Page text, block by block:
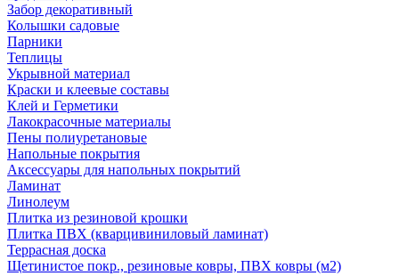
Забор декоративный
Колышки садовые
Парники
Теплицы
Укрывной материал
Краски и клеевые составы
Клей и Герметики
Лакокрасочные материалы
Пены полиуретановые
Напольные покрытия
Аксессуары для напольных покрытий
Ламинат
Линолеум
Плитка из резиновой крошки
Плитка ПВХ (кварцивиниловый ламинат)
Террасная доска
Щетинистое покр., резиновые ковры, ПВХ ковры (м2)